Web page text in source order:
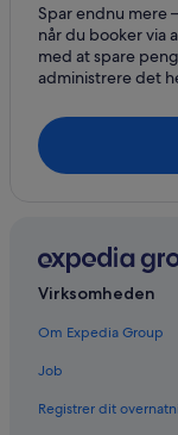
Spar endnu mere
når du booker via
med at spare
administrere det
Virksomheden
Om Expedia Group
Job
Registrer dit